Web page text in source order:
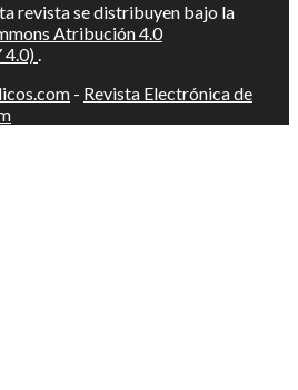
revista se distribuyen bajo la
Atribución 4.0
4.0) .
- Revista Electrónica de